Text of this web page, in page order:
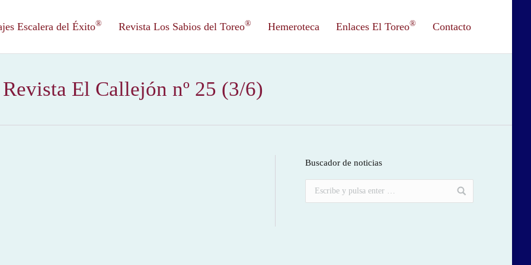
Escalera del Éxito® Revista Los Sabios del Toreo® Hemeroteca Enlaces El Toreo® Contacto
Revista El Callejón nº 25 (3/6)
Buscador de noticias